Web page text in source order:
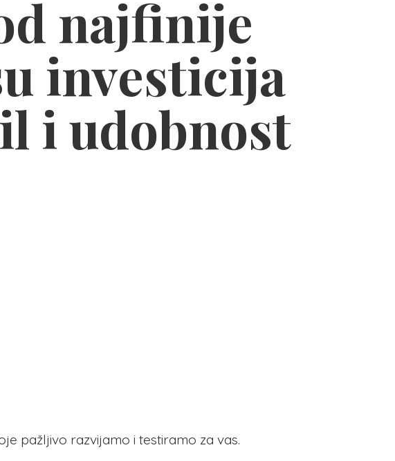
najfinije
investicija
i udobnost
pažljivo razvijamo i testiramo za vas.